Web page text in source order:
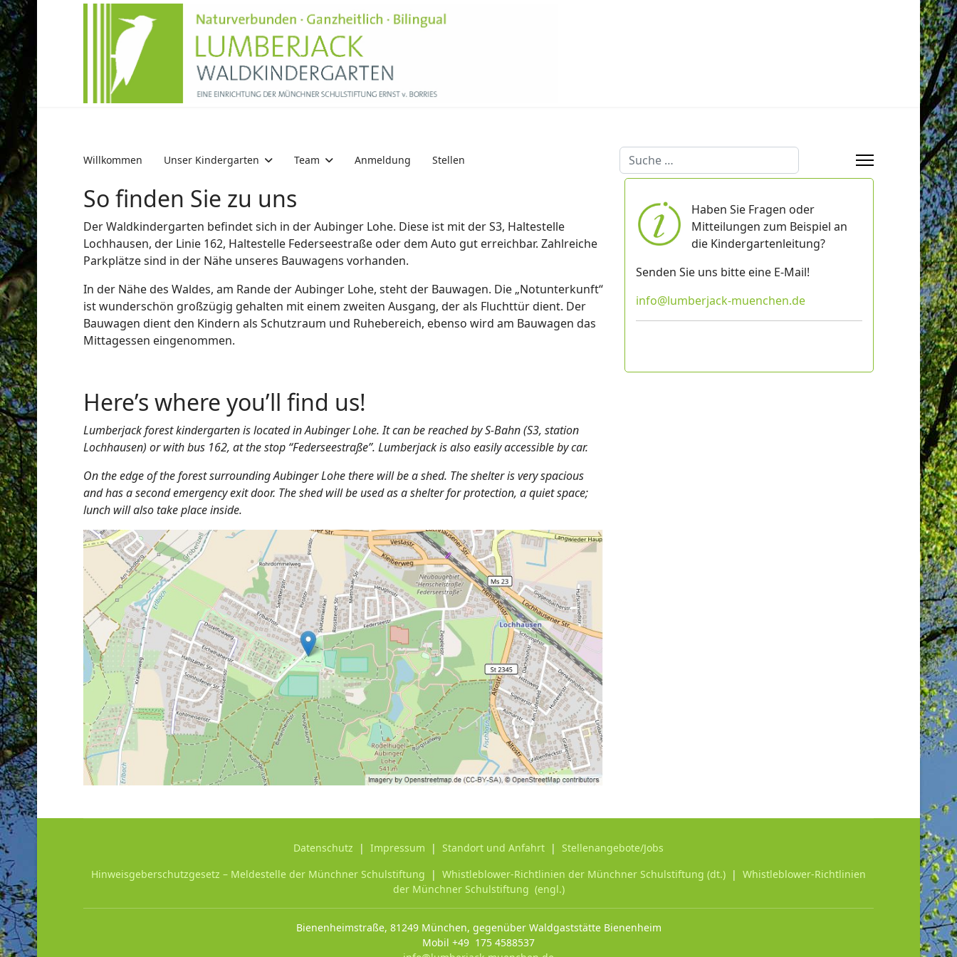
Willkommen Unser Kindergarten Team Anmeldung Stellen Suchen
So finden Sie zu uns
Der Waldkindergarten befindet sich in der Aubinger Lohe. Diese ist mit der S3, Haltestelle
Lochhausen, der Linie 162, Haltestelle Federseestraße oder dem Auto gut erreichbar. Zahlreiche
Parkplätze sind in der Nähe unseres Bauwagens vorhanden.
In der Nähe des Waldes, am Rande der Aubinger Lohe, steht der Bauwagen. Die „Notunterkunft“
ist wunderschön großzügig gehalten mit einem zweiten Ausgang, der als Fluchttür dient. Der
Bauwagen dient den Kindern als Schutzraum und Ruhebereich, ebenso wird am Bauwagen das
Mittagessen eingenommen.
Here’s where you’ll find us!
Lumberjack forest kindergarten is located in Aubinger Lohe. It can be reached by S-Bahn (S3, station
Lochhausen) or with bus 162, at the stop “Federseestraße”. Lumberjack is also easily accessible by car.
On the edge of the forest surrounding Aubinger Lohe there will be a shed. The shelter is very spacious
and has a second emergency exit door. The shed will be used as a shelter for protection, a quiet space;
lunch will also take place inside.
Haben Sie Fragen oder
Mitteilungen zum Beispiel an
die Kindergartenleitung?
Senden Sie uns bitte eine E-Mail!
info@lumberjack-muenchen.de
Datenschutz | Impressum | Standort und Anfahrt | Stellenangebote/Jobs
Hinweisgeberschutzgesetz – Meldestelle der Münchner Schulstiftung | Whistleblower-Richtlinien der Münchner Schulstiftung (dt.) | Whistleblower-Richtlinien
der Münchner Schulstiftung (engl.)
Bienenheimstraße, 81249 München, gegenüber Waldgaststätte Bienenheim
Mobil +49 175 4588537